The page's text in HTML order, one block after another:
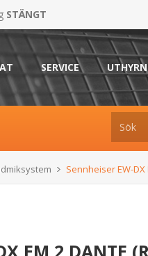
STÄNGT
SERVICE
Sennheiser EW-DX